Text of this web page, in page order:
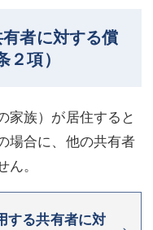
者に対する償
項）
家族）が居住すると
場合に、他の共有者
。
する共有者に対